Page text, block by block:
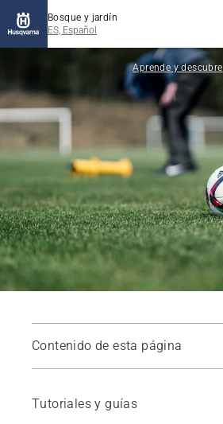
Bosque y jardín
ES, Español
Aprende y descubre
Contenido de esta página
Acerca de Simeon Lilienberg
Tutoriales y guías